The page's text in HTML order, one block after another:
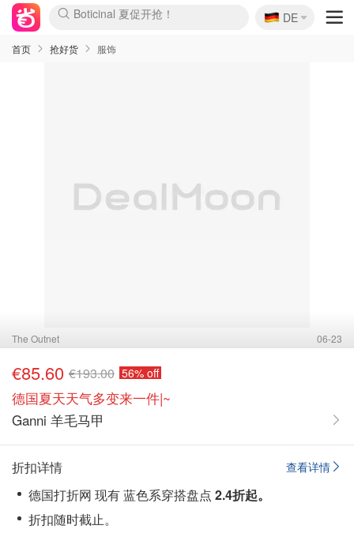
Boticinal 夏促开抢！
4折！lulu周四疯狂上新
还没结束！&OtherStories大促
Joybuy变相75折 随时失效
速领！Stanley独家85折
疑似霸哥！Camper额外叠85折
Zalando 奥莱闪促！每日更新
Moncler反季囤！5折起+叠9折
Coach Brooklyn仅€192
🇩🇪
DE
首页 抢好货 服饰
The Outnet 06-23
€85.60 €193.00 56% off
德国夏天天气多变来一件|~
Ganni 羊毛马甲
查看详情
折扣详情
德国打折网 现有 蓝色系穿搭盘点 2.4折起。
折扣随时截止。